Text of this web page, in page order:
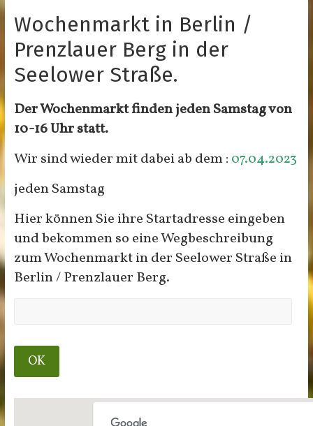
Wochenmarkt in Berlin /
Prenzlauer Berg in der
Seelower Straße.
Der Wochenmarkt finden jeden Samstag von
10-16 Uhr statt.
Wir sind wieder mit dabei ab dem : 07.04.2023
jeden Samstag
Hier können Sie ihre Startadresse eingeben
und bekommen so eine Wegbeschreibung
zum Wochenmarkt in der Seelower Straße in
Berlin / Prenzlauer Berg.